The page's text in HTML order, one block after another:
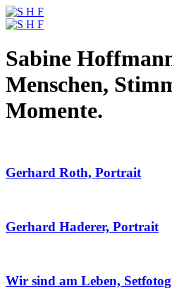
Sabine
Menschen,
Momente.
Gerhard Roth, Portrait
Gerhard Haderer, Portrait
Wir sind am Leben,